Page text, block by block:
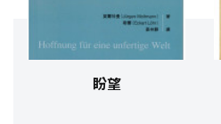
盼望